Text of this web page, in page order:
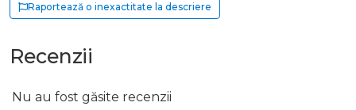
Raportează o inexactitate la descriere
Recenzii
Nu au fost găsite recenzii